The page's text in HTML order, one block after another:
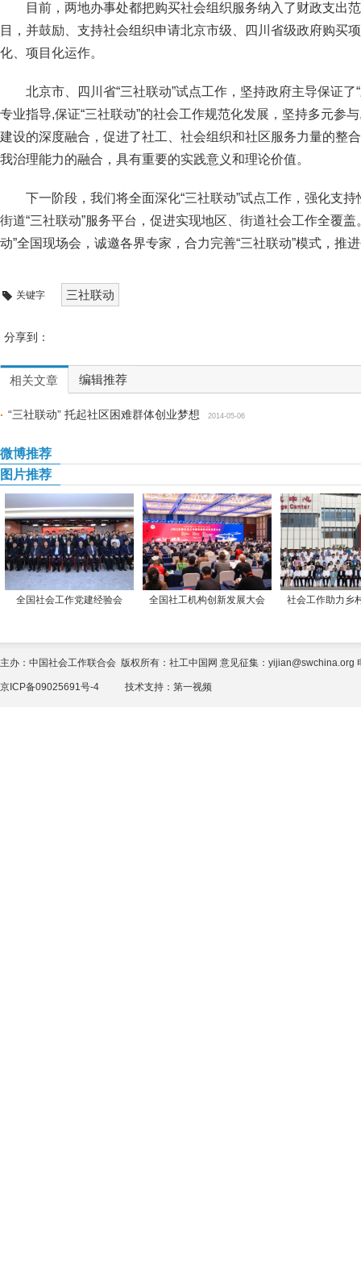
目前，两地办事处都把购买社会组织服务纳入了财政支出
目，并鼓励、支持社会组织申请北京市级、四川省级政府购买
化、项目化运作。
北京市、四川省“三社联动”试点工作，坚持政府主导保证
专业指导,保证“三社联动”的社会工作规范化发展，坚持多元参
建设的深度融合，促进了社工、社会组织和社区服务力量的整
我治理能力的融合，具有重要的实践意义和理论价值。
下一阶段，我们将全面深化“三社联动”试点工作，强化支
街道“三社联动”服务平台，促进实现地区、街道社会工作全覆
动”全国现场会，诚邀各界专家，合力完善“三社联动”模式，推
关键字 三社联动
分享到：
相关文章 编辑推荐
“三社联动” 托起社区困难群体创业梦想 2014-05-06
微博推荐
图片推荐
全国社会工作党建经验会 全国社工机构创新发展大会 社会工作助力乡
主办：中国社会工作联合会 版权所有：社工中国网 意见征集：yijian@swchina.org
京ICP备09025691号-4 技术支持： 第一视频